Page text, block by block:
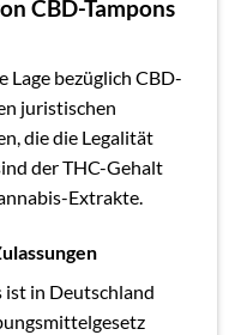
CBD-Tampons
Lage bezüglich CBD-
juristischen
die die Legalität
der THC-Gehalt
Extrakte.
ist in Deutschland